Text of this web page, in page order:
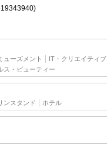
ューズメント
IT・クリエイティブ
ス・ビューティー
ンスタンド ホテル